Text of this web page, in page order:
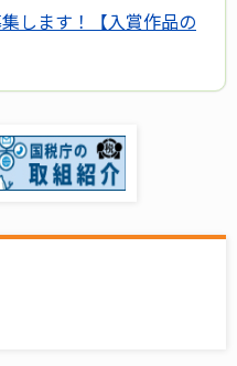
します！【入賞作品の